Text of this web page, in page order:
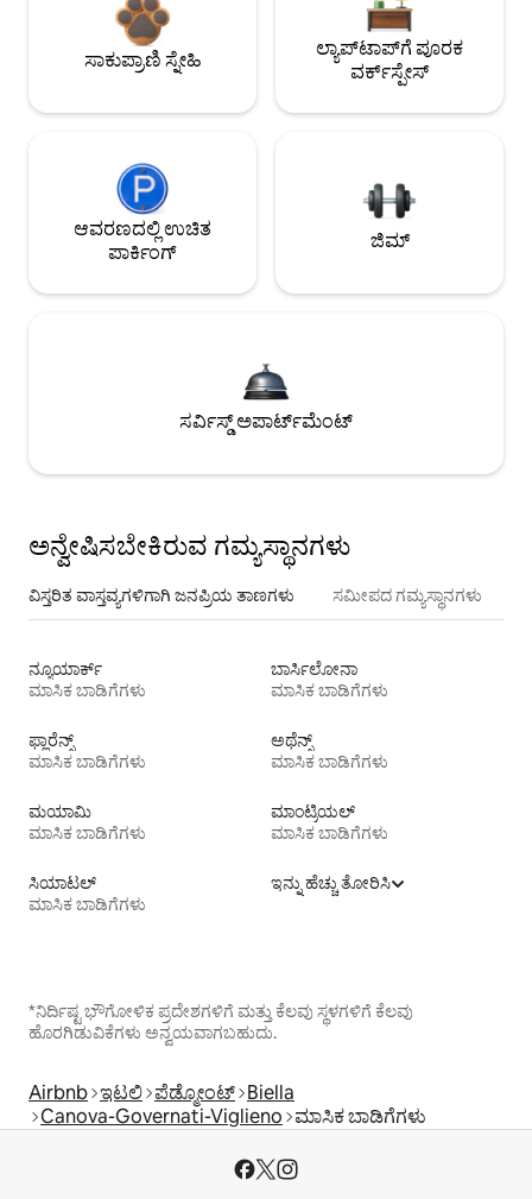
ಸಾಕುಪ್ರಾಣಿ ಸ್ನೇಹಿ
ಲ್ಯಾಪ್‌ಟಾಪ್‌ಗೆ ಪೂರಕ
ವರ್ಕ್‌ಸ್ಪೇಸ್
ಆವರಣದಲ್ಲಿ ಉಚಿತ
ಪಾರ್ಕಿಂಗ್
ಜಿಮ್
ಸರ್ವಿಸ್ಡ್ ಅಪಾರ್ಟ್‌ಮೆಂಟ್
ಅನ್ವೇಷಿಸಬೇಕಿರುವ ಗಮ್ಯಸ್ಥಾನಗಳು
ವಿಸ್ತರಿತ ವಾಸ್ತವ್ಯಗಳಿಗಾಗಿ ಜನಪ್ರಿಯ ತಾಣಗಳು ಸಮೀಪದ ಗಮ್ಯಸ್ಥಾನಗಳು
ನ್ಯೂಯಾರ್ಕ್
ಮಾಸಿಕ ಬಾಡಿಗೆಗಳು
ಬಾರ್ಸಿಲೋನಾ
ಮಾಸಿಕ ಬಾಡಿಗೆಗಳು
ಫ್ಲಾರೆನ್ಸ್
ಮಾಸಿಕ ಬಾಡಿಗೆಗಳು
ಅಥೆನ್ಸ್
ಮಾಸಿಕ ಬಾಡಿಗೆಗಳು
ಮಯಾಮಿ
ಮಾಸಿಕ ಬಾಡಿಗೆಗಳು
ಮಾಂಟ್ರಿಯಲ್
ಮಾಸಿಕ ಬಾಡಿಗೆಗಳು
ಸಿಯಾಟಲ್
ಮಾಸಿಕ ಬಾಡಿಗೆಗಳು
ಇನ್ನು ಹೆಚ್ಚು ತೋರಿಸಿ
*ನಿರ್ದಿಷ್ಟ ಭೌಗೋಳಿಕ ಪ್ರದೇಶಗಳಿಗೆ ಮತ್ತು ಕೆಲವು ಸ್ಥಳಗಳಿಗೆ ಕೆಲವು
ಹೊರಗಿಡುವಿಕೆಗಳು ಅನ್ವಯವಾಗಬಹುದು.
Airbnb ಇಟಲಿ ಪೆಡ್ಮೋಂಟ್ Biella
Canova-Governati-Viglieno ಮಾಸಿಕ ಬಾಡಿಗೆಗಳು